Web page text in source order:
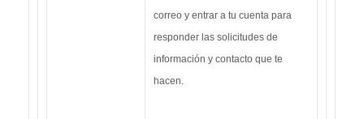
correo y entrar a tu cuenta para
responder las solicitudes de
información y contacto que te
hacen.